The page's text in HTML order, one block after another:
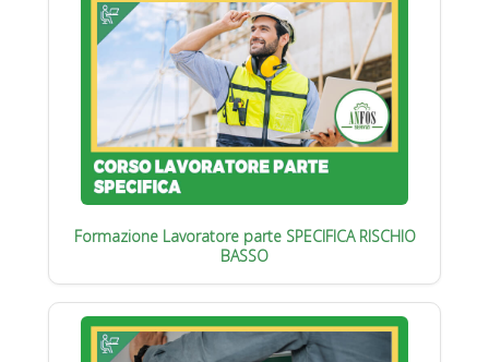
Formazione Lavoratore parte SPECIFICA RISCHIO
BASSO